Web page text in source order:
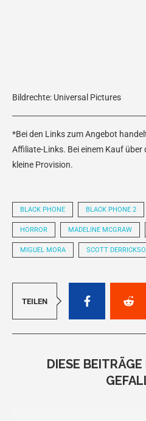
Bildrechte: Universal Pictures
*Bei den Links zum Angebot
Affiliate-Links. Bei einem Kauf über
kleine Provision.
BLACK PHONE BLACK PHONE 2
HORROR MADELINE MCGRAW
MIGUEL MORA SCOTT
TEILEN
DIESE